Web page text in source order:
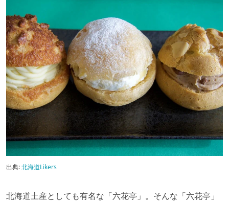
出典:北海道Likers
北海道土産としても有名な「六花亭」。そんな「六花亭」